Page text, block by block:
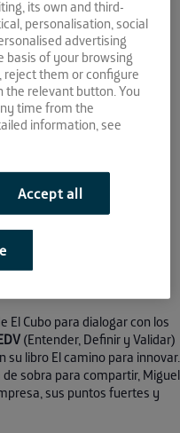
Cubo
17,
El Cubo para dialogar con los
(Entender, Definir y Validar)
su libro El camino para innovar.
sobra para compartir, Miguel
sus puntos fuertes y
its own and third-
personalisation, social
advertising
basis of your browsing
reject them or configure
the relevant button. You
time from the
information, see
Accept all